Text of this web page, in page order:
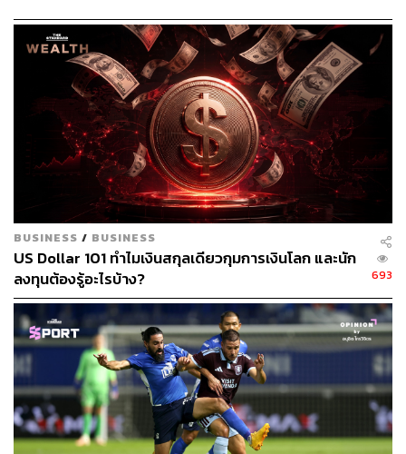
มุมมองเชิงบวกของนักลงทุนต่อแนวโน้มการปรับลดอัตรา
ดอกเบี้ยของธนาคารกลางชั้นนำทั่วโลก โดยเฉพาะ Fed,
BOE และธนาคารกลางยุโรป (ECB)
อัตราดอกเบี้ยสวิสถูกหั่น สะเทือนถึงค่าเงินดอลลาร์
และราคาทองคำอย่างไร?
ดังที่กล่าวไปแล้วในข้างต้นว่า Fed ได้มีการแถลงผลการ
ประชุม FOMC ในช่วงเช้ามืดของวันที่ 21 มีนาคม ซึ่งระบุถึง
มติคงอัตราดอกเบี้ยไว้ที่ 5.25-5.50% ตามคาดการณ์ของ
หลายฝ่าย แต่ไฮไลต์สำคัญของการเปิดเผยผลการประชุมครั้ง
นี้มาพร้อมกับรายงานประมาณการภาวะเศรษฐกิจสหรัฐฯ
ของ Fed ที่บรรจุคาดการณ์อัตราดอกเบี้ยสุดท้ายของ Fed
ในปี 2024 ณ ระดับ 4.6% ซึ่งเท่ากับ Fed ยังคงยืนยันขนาด
การปรับลดอัตราดอกเบี้ยที่ 3 ครั้ง คงเดิมจากประมาณการ
ครั้งก่อนหน้าในเดือนธันวาคม
ทั้งนี้ ในช่วงสัปดาห์ก่อนการประชุม FOMC สหรัฐฯ มีการเปิด
BUSINESS / BUSINESS
US Dollar 101 ทำไมเงินสกุลเดียวกุมการเงินโลก และนัก
ลงทุนต้องรู้อะไรบ้าง?
693